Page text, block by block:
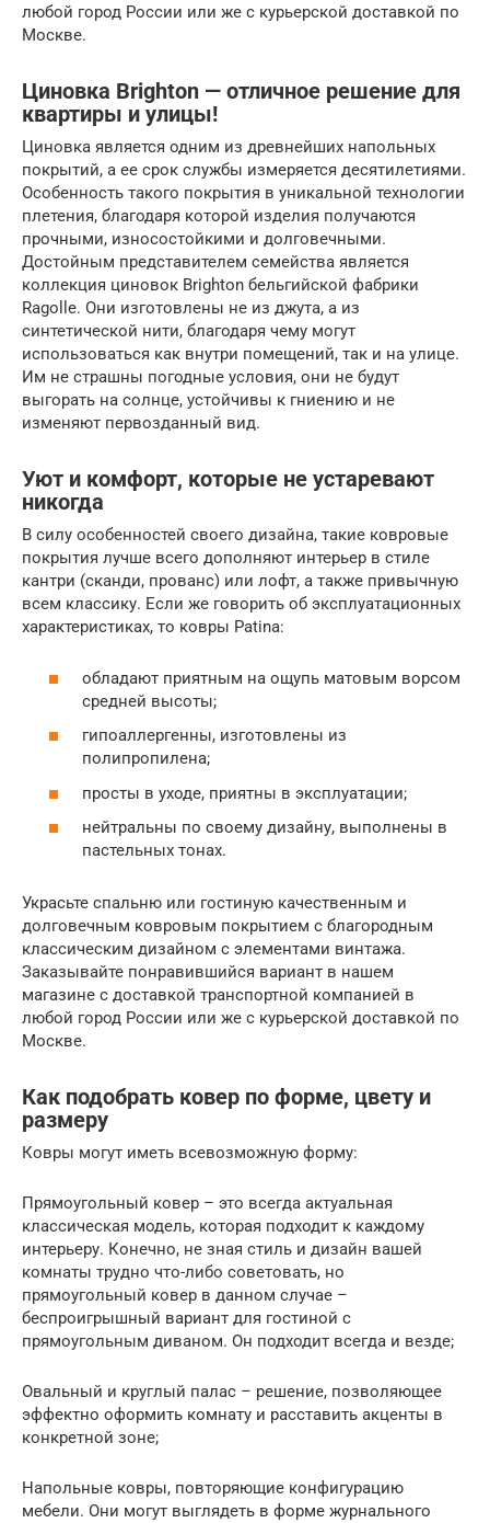
любой город России или же с курьерской доставкой по
Москве.
Циновка Brighton — отличное решение для
квартиры и улицы!
Циновка является одним из древнейших напольных
покрытий, а ее срок службы измеряется десятилетиями.
Особенность такого покрытия в уникальной технологии
плетения, благодаря которой изделия получаются
прочными, износостойкими и долговечными.
Достойным представителем семейства является
коллекция циновок Brighton бельгийской фабрики
Ragolle. Они изготовлены не из джута, а из
синтетической нити, благодаря чему могут
использоваться как внутри помещений, так и на улице.
Им не страшны погодные условия, они не будут
выгорать на солнце, устойчивы к гниению и не
изменяют первозданный вид.
Уют и комфорт, которые не устаревают
никогда
В силу особенностей своего дизайна, такие ковровые
покрытия лучше всего дополняют интерьер в стиле
кантри (сканди, прованс) или лофт, а также привычную
всем классику. Если же говорить об эксплуатационных
характеристиках, то ковры Patina:
обладают приятным на ощупь матовым ворсом
средней высоты;
гипоаллергенны, изготовлены из
полипропилена;
просты в уходе, приятны в эксплуатации;
нейтральны по своему дизайну, выполнены в
пастельных тонах.
Украсьте спальню или гостиную качественным и
долговечным ковровым покрытием с благородным
классическим дизайном с элементами винтажа.
Заказывайте понравившийся вариант в нашем
магазине с доставкой транспортной компанией в
любой город России или же с курьерской доставкой по
Москве.
Как подобрать ковер по форме, цвету и
размеру
Ковры могут иметь всевозможную форму:
Прямоугольный ковер – это всегда актуальная
классическая модель, которая подходит к каждому
интерьеру. Конечно, не зная стиль и дизайн вашей
комнаты трудно что-либо советовать, но
прямоугольный ковер в данном случае –
беспроигрышный вариант для гостиной с
прямоугольным диваном. Он подходит всегда и везде;
Овальный и круглый палас – решение, позволяющее
эффектно оформить комнату и расставить акценты в
конкретной зоне;
Напольные ковры, повторяющие конфигурацию
мебели. Они могут выглядеть в форме журнального